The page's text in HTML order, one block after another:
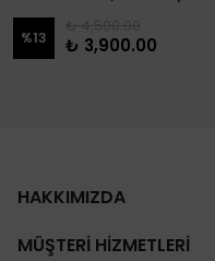
%13 ₺ 3,900.00
HAKKIMIZDA
MÜŞTERİ HİZMETLERİ